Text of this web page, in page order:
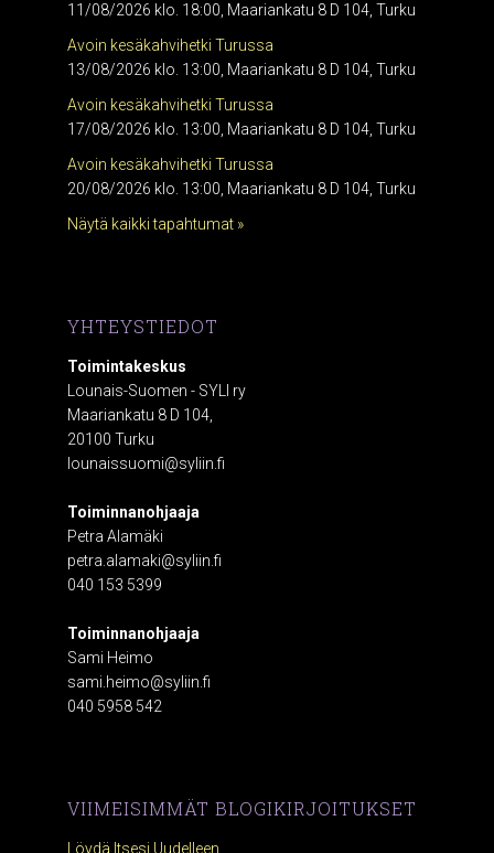
11/08/2026 klo. 18:00, Maariankatu 8 D 104, Turku
Avoin kesäkahvihetki Turussa
13/08/2026 klo. 13:00, Maariankatu 8 D 104, Turku
Avoin kesäkahvihetki Turussa
17/08/2026 klo. 13:00, Maariankatu 8 D 104, Turku
Avoin kesäkahvihetki Turussa
20/08/2026 klo. 13:00, Maariankatu 8 D 104, Turku
Näytä kaikki tapahtumat »
YHTEYSTIEDOT
Toimintakeskus
Lounais-Suomen - SYLI ry
Maariankatu 8 D 104,
20100 Turku
lounaissuomi@syliin.fi
Toiminnanohjaaja
Petra Alamäki
petra.alamaki@syliin.fi
040 153 5399
Toiminnanohjaaja
Sami Heimo
sami.heimo@syliin.fi
040 5958 542
VIIMEISIMMÄT BLOGIKIRJOITUKSET
Löydä Itsesi Uudelleen